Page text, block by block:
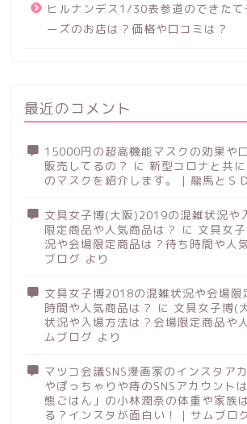
ヒルナンデス1/30表参道のできたて
ーズのお店は？価格や口コミは？
最近のコメント
15000円の超高機能マスクの効果や
販売してるの？ に 新型コロナと共
のマスクを紹介します。 | 龍馬とＳ
文具女子博(大阪)2019の混雑状況や
限定商品や人気商品は？ に 文具女
況や会場限定商品は？待ち時間や人
ブログ より
文具女子博2018の混雑状況や会場限
時間や人気商品は？ に 文具女子博(
状況や入場方法は？会場限定商品や
ムブログ より
マツコ会議SNS漫画家のインスタア
やぽっちゃりや痔のSNSアカウント
態ごはん」の小林潤奈の体重や家族
る？インスタが面白い！ | サムブロ